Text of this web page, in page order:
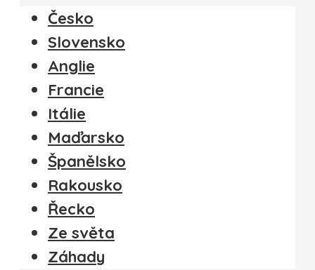
Česko
Slovensko
Anglie
Francie
Itálie
Maďarsko
Španělsko
Rakousko
Řecko
Ze světa
Záhady